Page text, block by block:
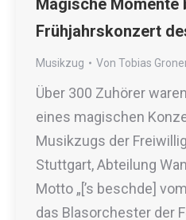
Magische Momente
Frühjahrskonzert
Musikzug Von Tobias
Über 300 Zuhörer
eines magischen
Musikzugs der
Stuttgart, Abteilung
Motto „[’s beschde]
das Blasorchester der